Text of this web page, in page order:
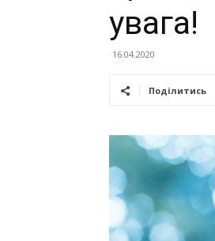
увага!
16.04.2020
Поділитись